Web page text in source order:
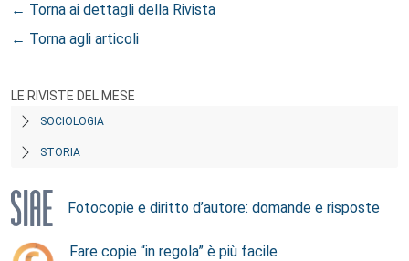
← Torna ai dettagli della Rivista
← Torna agli articoli
LE RIVISTE DEL MESE
SOCIOLOGIA
STORIA
Fotocopie e diritto d’autore: domande e risposte
Fare copie “in regola” è più facile